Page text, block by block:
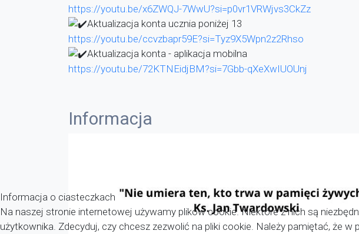
https://youtu.be/x6ZWQJ-7WwU?si=p0vr1VRWjvs3CkZz
Aktualizacja konta ucznia poniżej 13
https://youtu.be/ccvzbapr59E?si=Tyz9X5Wpn2z2Rhso
Aktualizacja konta - aplikacja mobilna
https://youtu.be/72KTNEidjBM?si=7Gbb-qXeXwIUOUnj
Informacja
Informacja o ciasteczkach
Na naszej stronie internetowej używamy plików cookie. Niektóre z nich są
użytkownika. Zdecyduj, czy chcesz zezwolić na pliki cookie. Należy pamiętać, że